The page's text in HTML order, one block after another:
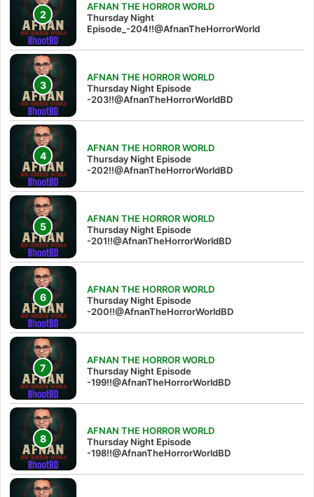
AFNAN THE HORROR WORLD
Thursday Night
Episode_-204!!@AfnanTheHorrorWorld
AFNAN THE HORROR WORLD
Thursday Night Episode
-203!!@AfnanTheHorrorWorldBD
AFNAN THE HORROR WORLD
Thursday Night Episode
-202!!@AfnanTheHorrorWorldBD
AFNAN THE HORROR WORLD
Thursday Night Episode
-201!!@AfnanTheHorrorWorldBD
AFNAN THE HORROR WORLD
Thursday Night Episode
-200!!@AfnanTheHorrorWorldBD
AFNAN THE HORROR WORLD
Thursday Night Episode
-199!!@AfnanTheHorrorWorldBD
AFNAN THE HORROR WORLD
Thursday Night Episode
-198!!@AfnanTheHorrorWorldBD